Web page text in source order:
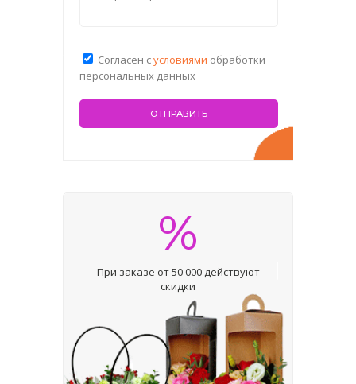
Согласен сусловиями обработки
персональных данных
%
При заказе от 50 000 действуют
скидки